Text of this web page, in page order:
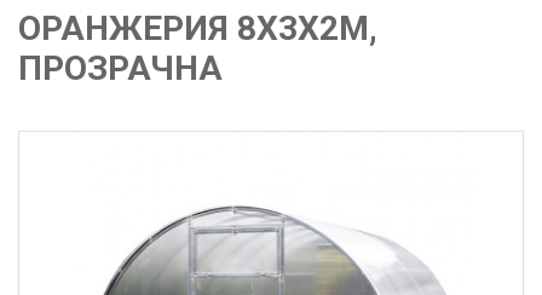
ОРАНЖЕРИЯ 8Х3Х2М,
ПРОЗРАЧНА